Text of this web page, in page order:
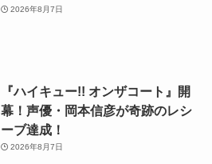
2026年8月7日
『ハイキュー!! オンザコート』開
幕！声優・岡本信彦が奇跡のレシ
ーブ達成！
2026年8月7日